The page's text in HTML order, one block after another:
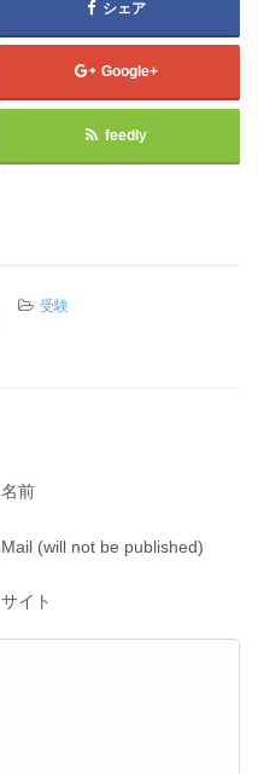
シェア
Google+
feedly
受験
名前
Mail (will not be published)
サイト